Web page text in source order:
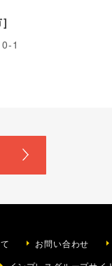
1
お問い合わせ